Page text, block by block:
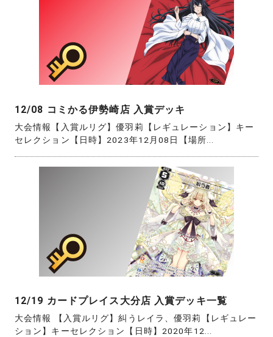
12/08 コミかる伊勢崎店 入賞デッキ
大会情報【入賞ルリグ】優羽莉【レギュレーション】キー
セレクション【日時】2023年12月08日【場所...
12/19 カードプレイス大分店 入賞デッキ一覧
大会情報 【入賞ルリグ】糾うレイラ、優羽莉【レギュレー
ション】キーセレクション【日時】2020年12...